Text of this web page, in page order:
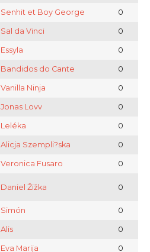
Senhit et Boy George 0
Sal da Vinci 0
Essyla 0
Bandidos do Cante 0
Vanilla Ninja 0
Jonas Lovv 0
Leléka 0
Alicja Szempli?ska 0
Veronica Fusaro 0
Daniel Žižka 0
Simón 0
Alis 0
Eva Marija 0